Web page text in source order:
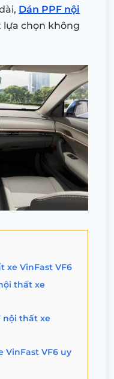
Dán PPF nội
lựa chọn không
xe VinFast VF6
thất xe
nội thất xe
VinFast VF6 uy